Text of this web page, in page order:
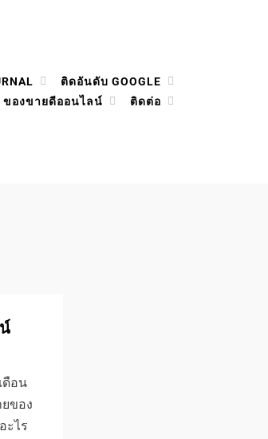
ติดอันดับ GOOGLE
ของขายดีออนไลน์ ติดต่อ
ดือน
ของ
ะไร